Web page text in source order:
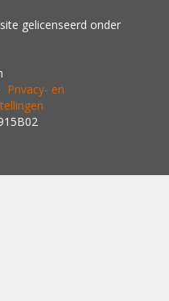
gelicenseerd onder
Privacy- en